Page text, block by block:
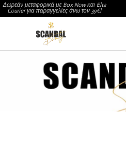
Δωρεάν μεταφορικά με Box Now και Elta
Courier για παραγγελίες άνω τον 39€!